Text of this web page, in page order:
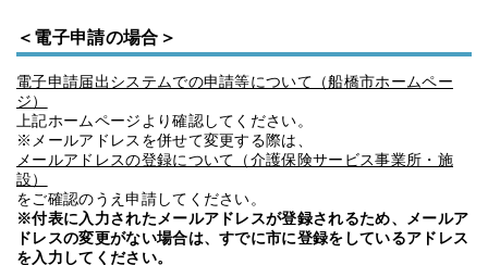
＜電子申請の場合＞
電子申請届出システムでの申請等について（船橋市ホームペー
ジ）
上記ホームページより確認してください。
※メールアドレスを併せて変更する際は、
メールアドレスの登録について（介護保険サービス事業所・施
設）
をご確認のうえ申請してください。
※付表に入力されたメールアドレスが登録されるため、メールア
ドレスの変更がない場合は、すでに市に登録をしているアドレス
を入力してください。